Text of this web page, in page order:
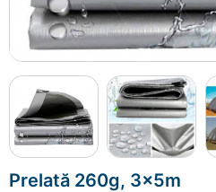
Prelată 260g, 3x5m